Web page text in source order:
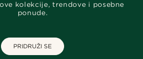
kolekcije, trendove i posebne
ponude.
PRIDRUŽI SE